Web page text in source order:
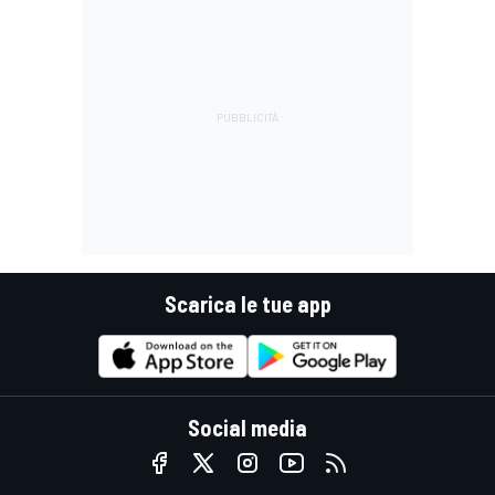
Scarica le tue app
Social media